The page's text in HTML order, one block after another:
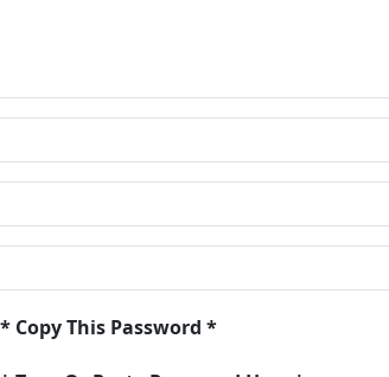
* Copy This Password *